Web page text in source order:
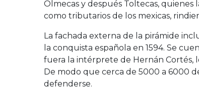
Olmecas y después Toltecas, quienes
como tributarios de los mexicas,
La fachada externa de la pirámide
la conquista española en 1594. Se
fuera la intérprete de Hernán Cortés,
De modo que cerca de 5000 a 6000
defenderse.